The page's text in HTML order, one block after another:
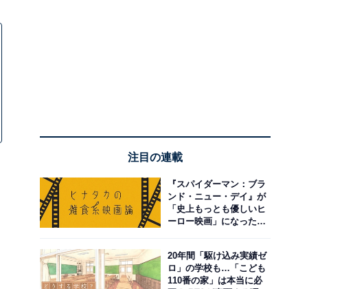
注目の連載
『スパイダーマン：ブラ
ンド・ニュー・デイ』が
「史上もっとも優しいヒ
ーロー映画」になった理
20年間「駆け込み実績ゼ
ロ」の学校も…「こども
110番の家」は本当に必